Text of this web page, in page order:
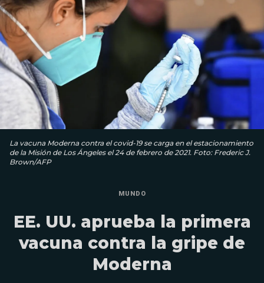
La vacuna Moderna contra el covid-19 se carga en el estacionamiento
de la Misión de Los Ángeles el 24 de febrero de 2021. Foto: Frederic J.
Brown/AFP
MUNDO
EE. UU. aprueba la primera
vacuna contra la gripe de
Moderna